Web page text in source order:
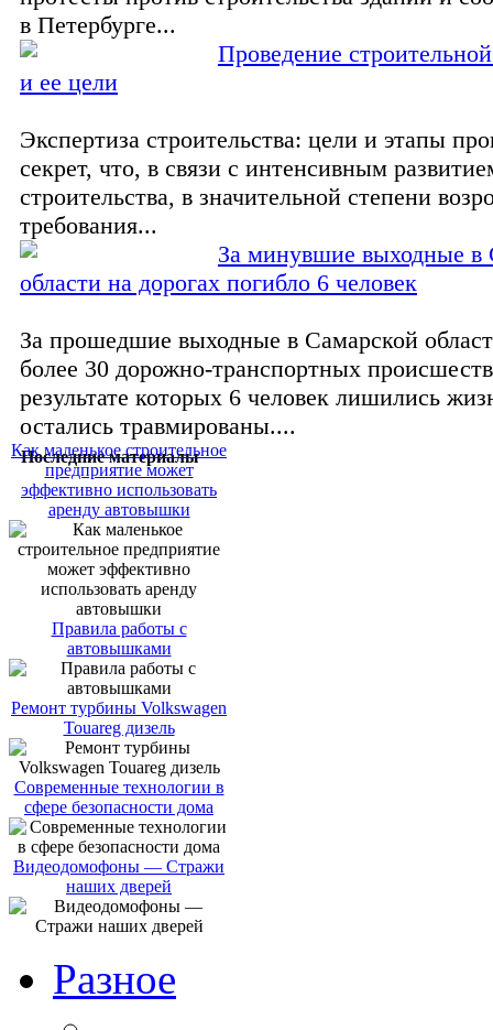
в Петербурге...
Проведение
и ее цели
Экспертиза строительства: цели и этапы
секрет, что, в связи с интенсивным
строительства, в значительной степени
требования...
За минувшие выходные в
области на дорогах погибло 6 человек
За прошедшие выходные в Самарской
более 30 дорожно-транспортных
результате которых 6 человек лишились
остались травмированы....
Последние материалы
Как маленькое строительное
предприятие может
эффективно использовать
аренду автовышки
Правила работы с
автовышками
Ремонт турбины Volkswagen
Touareg дизель
Современные технологии в
сфере безопасности дома
Видеодомофоны — Стражи
наших дверей
Разное